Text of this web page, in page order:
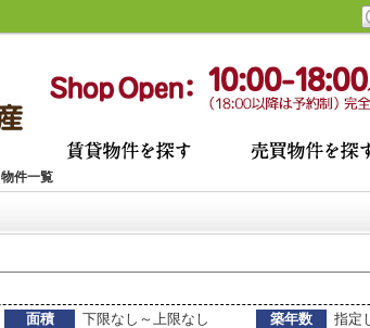
物件一覧
面積 下限なし～上限なし 築年数
指定